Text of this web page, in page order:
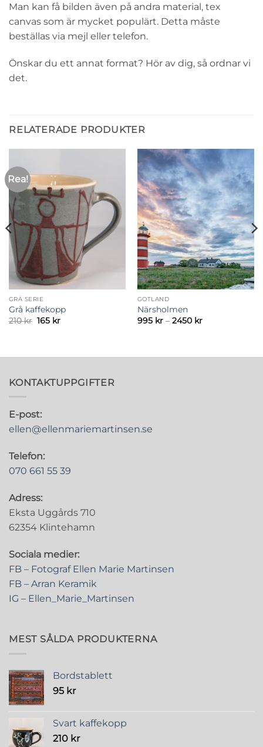
Man kan få bilden även på andra material, tex
canvas som är mycket populärt. Detta måste
beställas via mejl eller telefon.
Önskar du ett annat format? Hör av dig, så ordnar vi
det.
RELATERADE PRODUKTER
Rea!
GRÅ SERIE
Grå kaffekopp
210kr Det
165 krDet
GOTLAND
Närsholmen
995 kr – 2450 krPrisintervall:
KONTAKTUPPGIFTER
E-post:
ellen@ellenmariemartinsen.se
Telefon:
070 661 55 39
Adress:
Eksta Uggårds 710
62354 Klintehamn
Sociala medier:
FB – Fotograf Ellen Marie Martinsen
FB – Arran Keramik
IG – Ellen_Marie_Martinsen
MEST SÅLDA PRODUKTERNA
Bordstablett
95 kr
Svart kaffekopp
210 kr